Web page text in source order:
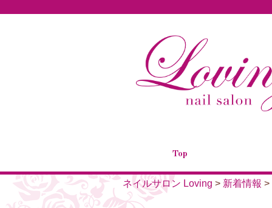
Top
ネイルサロン Loving > 新着情報 >